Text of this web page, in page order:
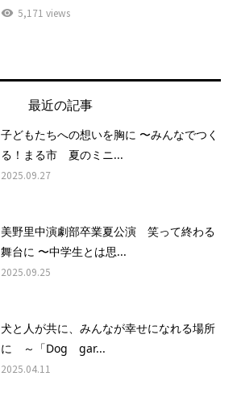
5,171 views
最近の記事
子どもたちへの想いを胸に 〜みんなでつく
る！まる市 夏のミニ...
2025.09.27
美野里中演劇部卒業夏公演 笑って終わる
舞台に 〜中学生とは思...
2025.09.25
犬と人が共に、みんなが幸せになれる場所
に ～「Dog gar...
2025.04.11